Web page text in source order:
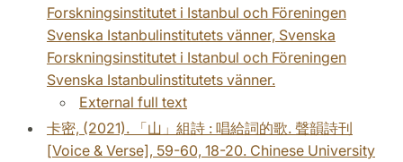
Forskningsinstitutet i Istanbul och Föreningen
Svenska Istanbulinstitutets vänner, Svenska
Forskningsinstitutet i Istanbul och Föreningen
Svenska Istanbulinstitutets vänner.
External full text
卡密, (2021). 「山」組詩 : 唱給詞的歌. 聲韻詩刊
[Voice & Verse], 59-60, 18-20. Chinese University